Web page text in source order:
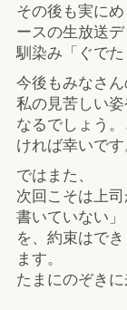
その後も実に
ースの生放送
馴染み「ぐで
今後もみなさ
私の見苦しい
なるでしょう
ければ幸いです
ではまた、
次回こそは上
書いていない
を、約束はで
ます。
たまにのぞき